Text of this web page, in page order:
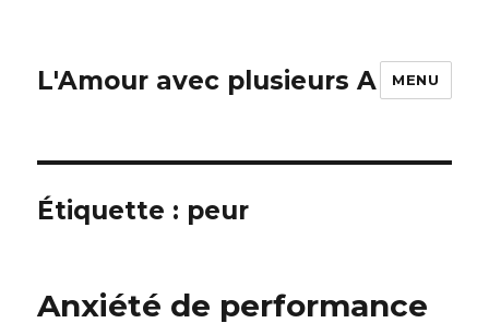
L'Amour avec plusieurs A MENU
Étiquette : peur
Anxiété de performance